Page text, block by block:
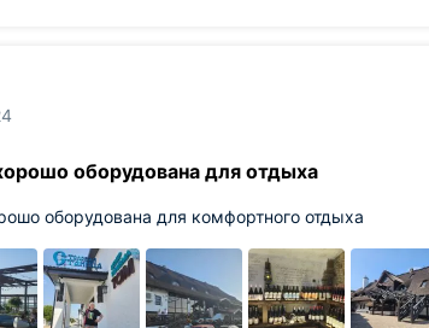
оборудована для отдыха
оборудована для комфортного отдыха